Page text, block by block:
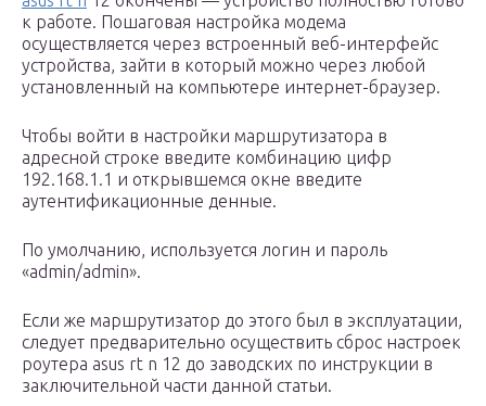
к работе. Пошаговая настройка модема
осуществляется через встроенный веб-интерфейс
устройства, зайти в который можно через любой
установленный на компьютере интернет-браузер.
Чтобы войти в настройки маршрутизатора в
адресной строке введите комбинацию цифр
192.168.1.1 и открывшемся окне введите
аутентификационные денные.
По умолчанию, используется логин и пароль
«admin/admin».
Если же маршрутизатор до этого был в эксплуатации,
следует предварительно осуществить сброс настроек
роутера asus rt n 12 до заводских по инструкции в
заключительной части данной статьи.